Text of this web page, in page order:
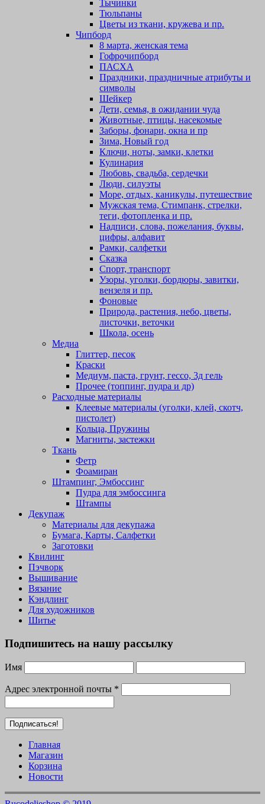
Тычинки
Тюльпаны
Цветы из ткани, кружева и пр.
Чипборд
8 марта, женская тема
Гофрочипборд
ПАСХА
Праздники, праздничные атрибуты и
символы
Шейкер
Дети, семья, в ожидании чуда
Животные, птицы, насекомые
Заборы, фонари, окна и пр
Зима, Новый год
Ключи, ноты, замки, клетки
Кулинария
Любовь, свадьба, сердечки
Люди, силуэты
Море, отдых, каникулы, путешествие
Мужская тема, Стимпанк, стрелки,
теги, фотопленка и пр.
Надписи, слова, пожелания, буквы,
цифры, алфавит
Рамки, салфетки
Сказка
Спорт, транспорт
Узоры, уголки, бордюры, завитки,
вензеля и пр.
Фоновые
Природа, растения, небо, цветы,
листочки, веточки
Школа, осень
Медиа
Глиттер, песок
Краски
Медиум, паста, грунт, гессо, 3д гель
Прочее (топпинг, пудра и др)
Расходные материалы
Клеевые материалы (уголки, клей, скотч,
пистолет)
Кольца, Пружины
Магниты, застежки
Ткань
Фетр
Фоамиран
Штампинг, Эмбоссинг
Пудра для эмбоссинга
Штампы
Декупаж
Материалы для декупажа
Бумага, Карты, Салфетки
Заготовки
Квилинг
Пэчворк
Вышивание
Вязание
Кэндлинг
Для художников
Шитье
Подпишитесь на нашу рассылку
Имя
Адрес электронной почты *
Главная
Магазин
Корзина
Новости